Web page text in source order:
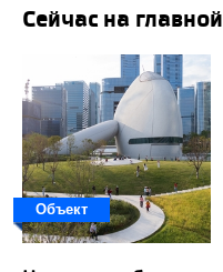
Сейчас на главной
Объект